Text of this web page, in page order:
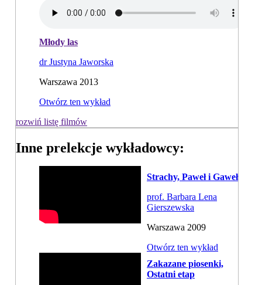
Młody las
dr Justyna Jaworska
Warszawa 2013
Otwórz ten wykład
rozwiń listę filmów
Inne prelekcje wykładowcy:
Strachy, Paweł i Gaweł
prof. Barbara Lena
Gierszewska
Warszawa 2009
Otwórz ten wykład
Zakazane piosenki,
Ostatni etap